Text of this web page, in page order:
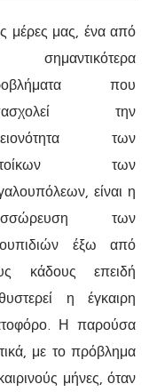
μέρες μας, ένα από
σημαντικότερα
που
την
των
των
είναι η
των
έξω από
κάδους επειδή
η έγκαιρη
Η παρούσα
με το πρόβλημα
μήνες, όταν